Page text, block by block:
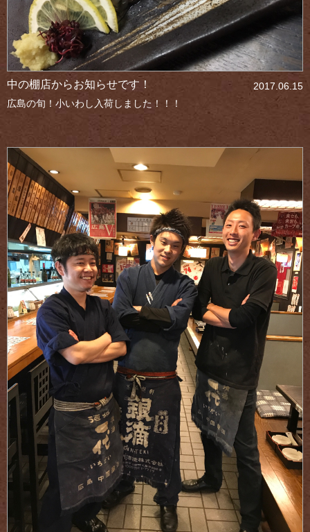
2017.06.15
中の棚店からお知らせです！
広島の旬！小いわし入荷しました！！！